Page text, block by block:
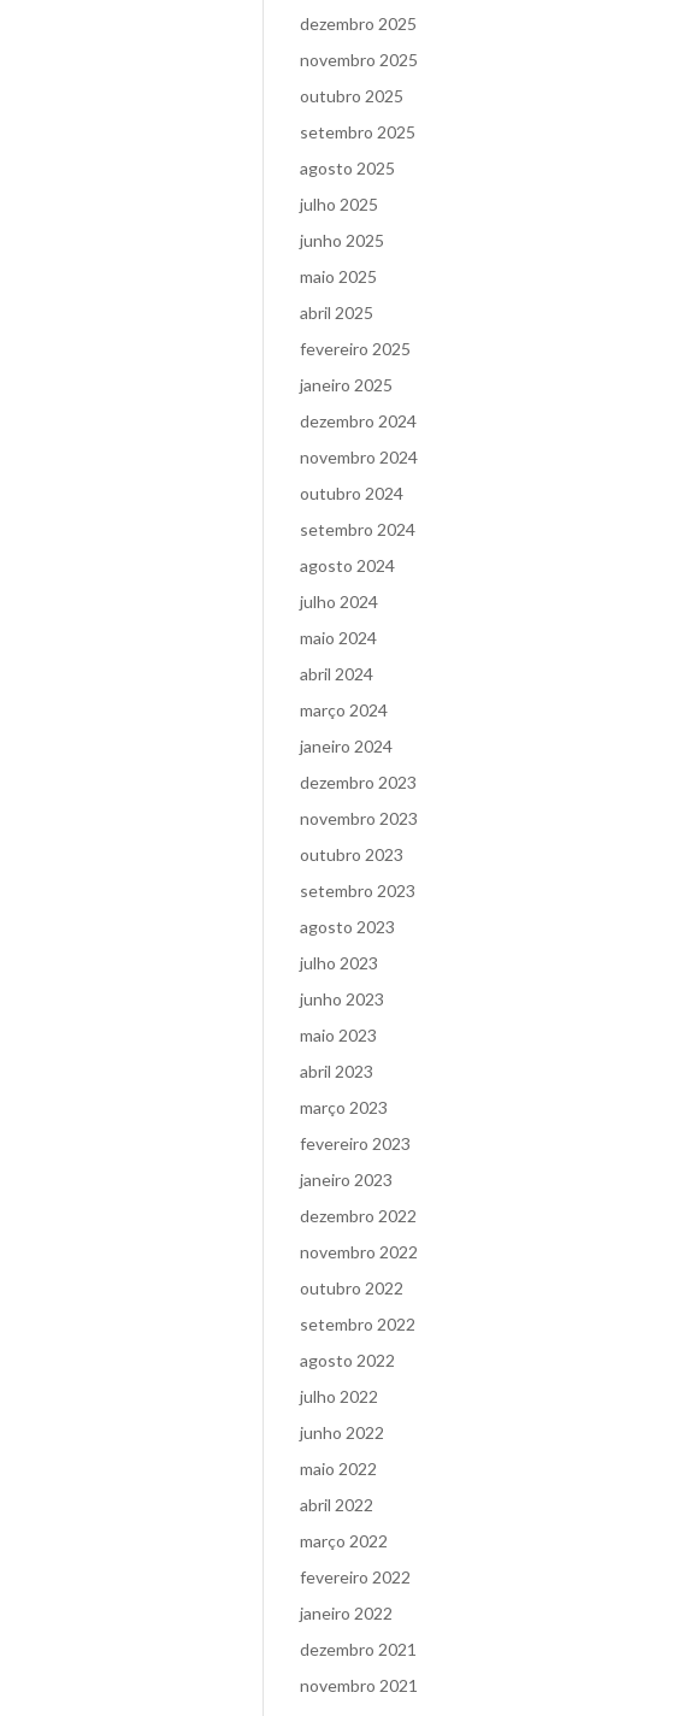
dezembro 2025
novembro 2025
outubro 2025
setembro 2025
agosto 2025
julho 2025
junho 2025
maio 2025
abril 2025
fevereiro 2025
janeiro 2025
dezembro 2024
novembro 2024
outubro 2024
setembro 2024
agosto 2024
julho 2024
maio 2024
abril 2024
março 2024
janeiro 2024
dezembro 2023
novembro 2023
outubro 2023
setembro 2023
agosto 2023
julho 2023
junho 2023
maio 2023
abril 2023
março 2023
fevereiro 2023
janeiro 2023
dezembro 2022
novembro 2022
outubro 2022
setembro 2022
agosto 2022
julho 2022
junho 2022
maio 2022
abril 2022
março 2022
fevereiro 2022
janeiro 2022
dezembro 2021
novembro 2021